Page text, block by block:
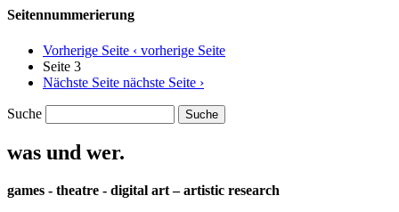
Seitennummerierung
Vorherige Seite ‹ vorherige Seite
Seite 3
Nächste Seite nächste Seite ›
Suche
was und wer.
games - theatre - digital art – artistic research